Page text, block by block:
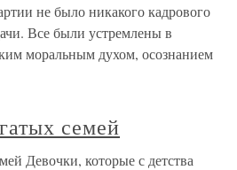
не было никакого кадрового
Все были устремлены в
моральным духом, осознанием
семей
Девочки, которые с детства